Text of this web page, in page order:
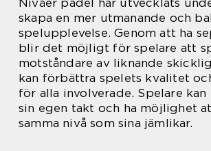
Nivåer padel har utvecklats
skapa en mer utmanande och
spelupplevelse. Genom att ha
blir det möjligt för spelare att
motståndare av liknande
kan förbättra spelets kvalitet
för alla involverade. Spelare kan
sin egen takt och ha möjlighet
samma nivå som sina jämlikar.